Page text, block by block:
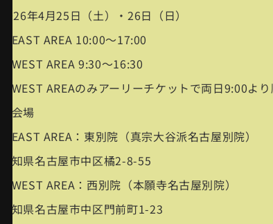
2026年4月25日（土）・26日（日）
・EAST AREA 10:00〜17:00
・WEST AREA 9:30〜16:30
※WEST AREAのみアーリーチケットで両日9:00よ
■会場
・EAST AREA：東別院（真宗大谷派名古屋別院）
愛知県名古屋市中区橘2-8-55
・WEST AREA：西別院（本願寺名古屋別院）
愛知県名古屋市中区門前町1-23